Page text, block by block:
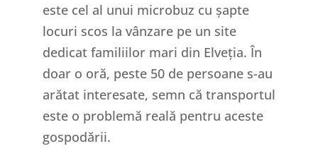
este cel al unui microbuz cu șapte
locuri scos la vânzare pe un site
dedicat familiilor mari din Elveția. În
doar o oră, peste 50 de persoane s-au
arătat interesate, semn că transportul
este o problemă reală pentru aceste
gospodării.